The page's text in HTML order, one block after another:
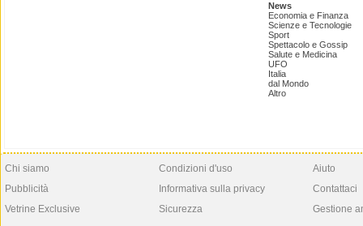
News
Economia e Finanza
Scienze e Tecnologie
Sport
Spettacolo e Gossip
Salute e Medicina
UFO
Italia
dal Mondo
Altro
Chi siamo
Pubblicità
Vetrine Exclusive
Condizioni d'uso
Informativa sulla privacy
Sicurezza
Aiuto
Contattaci
Gestione